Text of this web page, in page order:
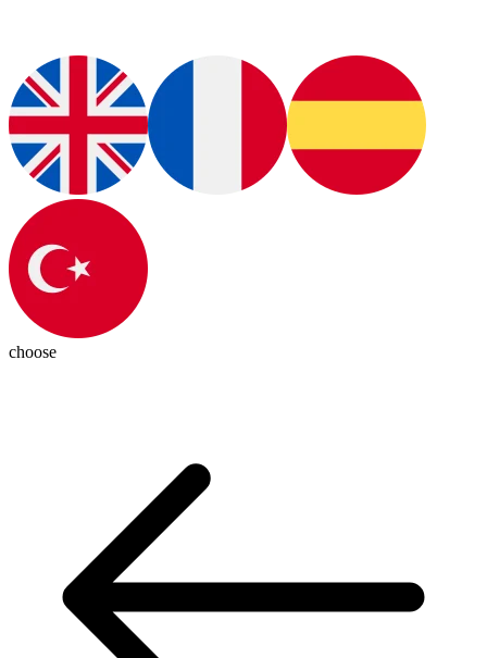
choose